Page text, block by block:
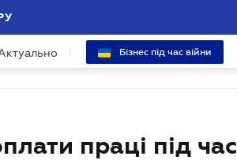
Бізнес під час війни
праці під час